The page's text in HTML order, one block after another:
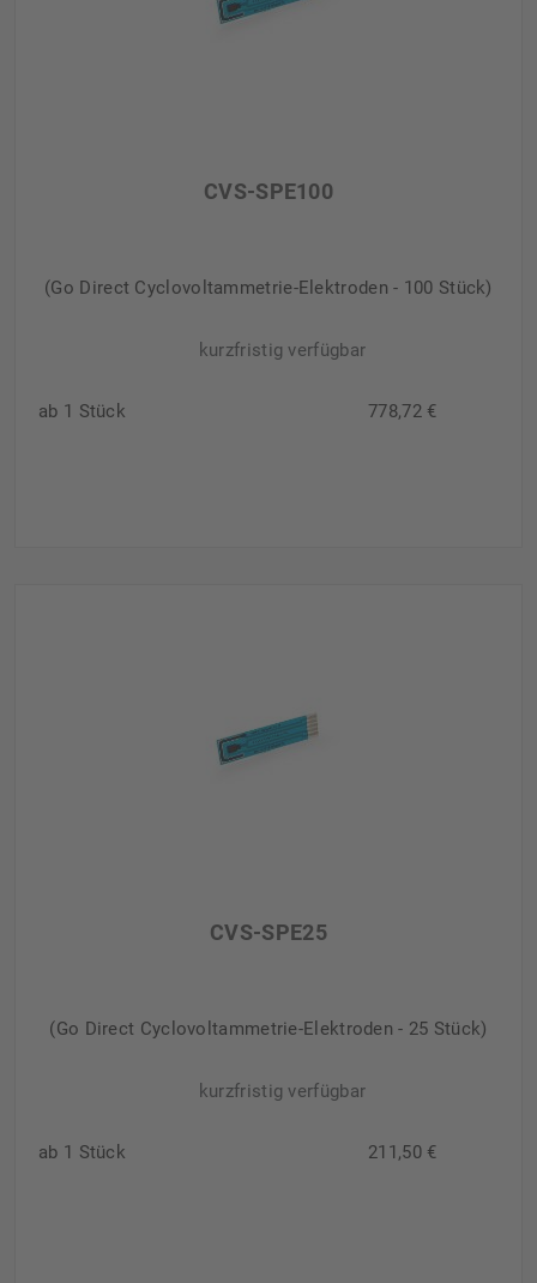
CVS-SPE100
(Go Direct Cyclovoltammetrie-Elektroden - 100 Stück)
kurzfristig verfügbar
ab 1 Stück 778,72 €
CVS-SPE25
(Go Direct Cyclovoltammetrie-Elektroden - 25 Stück)
kurzfristig verfügbar
ab 1 Stück 211,50 €